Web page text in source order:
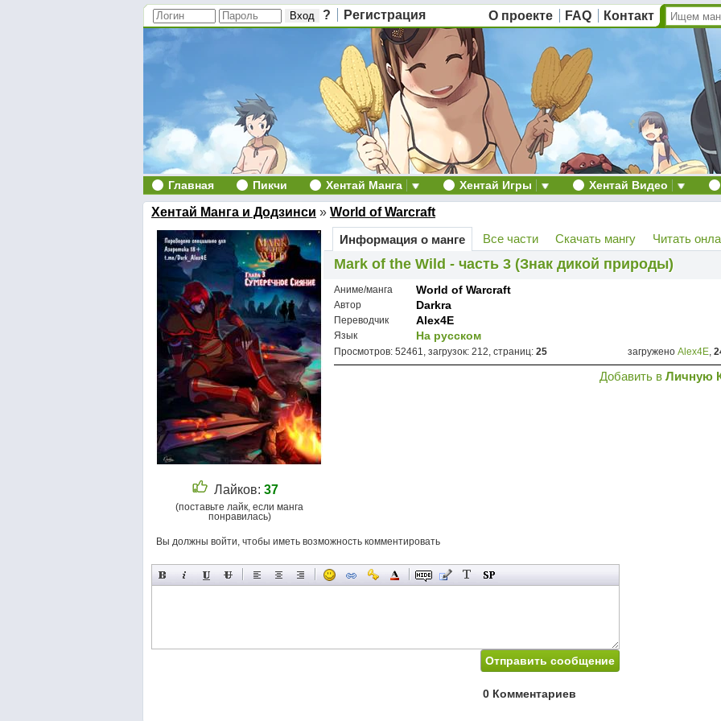
? Регистрация О проекте FAQ Контакт
Главная Пикчи Хентай Манга Хентай Игры Хентай Видео
Хентай Манга и Додзинси » World of Warcraft
Лайков: 37
(поставьте лайк, если манга
понравилась)
Информация о манге Все части Скачать мангу Читать
Mark of the Wild - часть 3 (Знак дикой природы)
Аниме/манга World of Warcraft
Автор Darkra
Переводчик Alex4E
Язык На русском
Просмотров: 52461, загрузок: 212, страниц: 25 загружено Alex4E,
Добавить в Личную
Вы должны войти, чтобы иметь возможность комментировать
0 Комментариев